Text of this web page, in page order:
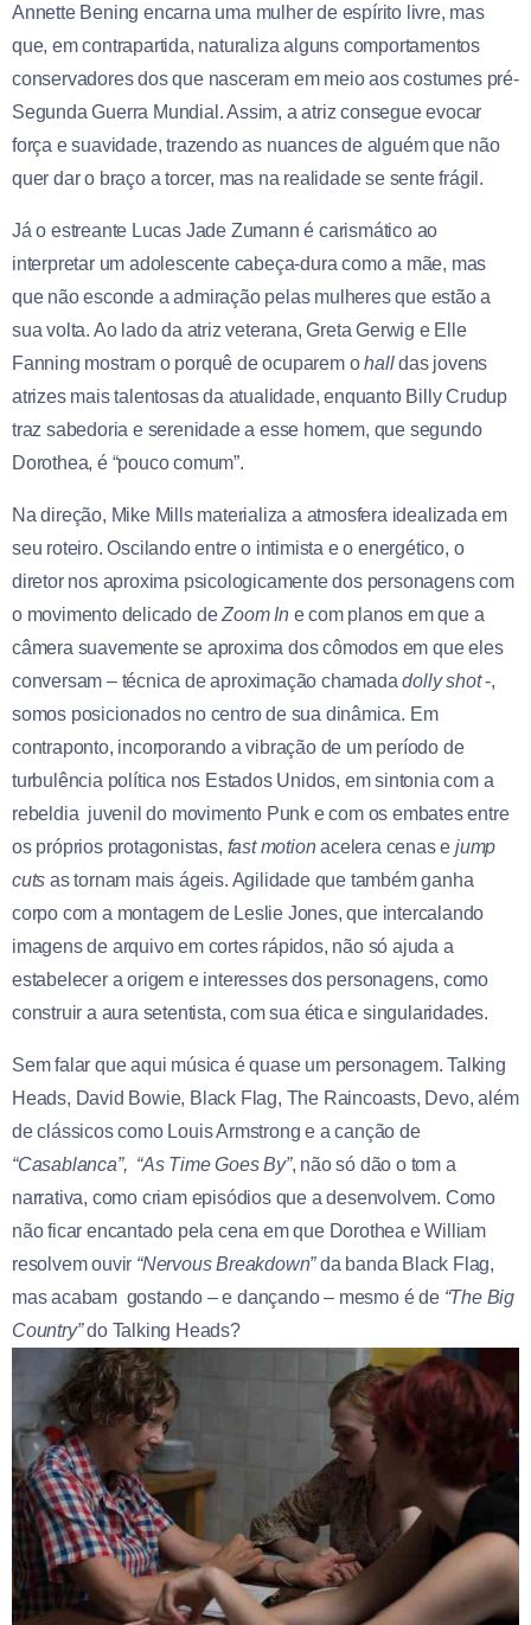
Annette Bening encarna uma mulher de espírito livre, mas
que, em contrapartida, naturaliza alguns comportamentos
conservadores dos que nasceram em meio aos costumes pré-
Segunda Guerra Mundial. Assim, a atriz consegue evocar
força e suavidade, trazendo as nuances de alguém que não
quer dar o braço a torcer, mas na realidade se sente frágil.
Já o estreante Lucas Jade Zumann é carismático ao
interpretar um adolescente cabeça-dura como a mãe, mas
que não esconde a admiração pelas mulheres que estão a
sua volta. Ao lado da atriz veterana, Greta Gerwig e Elle
Fanning mostram o porquê de ocuparem ohalldas jovens
atrizes mais talentosas da atualidade, enquanto Billy Crudup
traz sabedoria e serenidade a esse homem, que segundo
Dorothea, é “pouco comum”.
Na direção, Mike Mills materializa a atmosfera idealizada em
seu roteiro. Oscilando entre o intimista e o energético, o
diretor nos aproxima psicologicamente dos personagens com
o movimento delicado deZoom Ine com planos em que a
câmera suavemente se aproxima dos cômodos em que eles
conversam – técnica de aproximação chamadadolly shot-,
somos posicionados no centro de sua dinâmica. Em
contraponto, incorporando a vibração de um período de
turbulência política nos Estados Unidos, em sintonia com a
rebeldia juvenil do movimento Punk e com os embates entre
os próprios protagonistas, fast motionacelera cenas ejump
cuts as tornam mais ágeis. Agilidade que também ganha
corpo com a montagem de Leslie Jones, que intercalando
imagens de arquivo em cortes rápidos, não só ajuda a
estabelecer a origem e interesses dos personagens, como
construir a aura setentista, com sua ética e singularidades.
Sem falar que aqui música é quase um personagem. Talking
Heads, David Bowie, Black Flag, The Raincoasts, Devo, além
de clássicos como Louis Armstrong e a canção de
“Casablanca”, “As Time Goes By”, não só dão o tom a
narrativa, como criam episódios que a desenvolvem. Como
não ficar encantado pela cena em que Dorothea e William
resolvem ouvir “Nervous Breakdown”da banda Black Flag,
mas acabam gostando – e dançando – mesmo é de “The Big
Country”do Talking Heads?